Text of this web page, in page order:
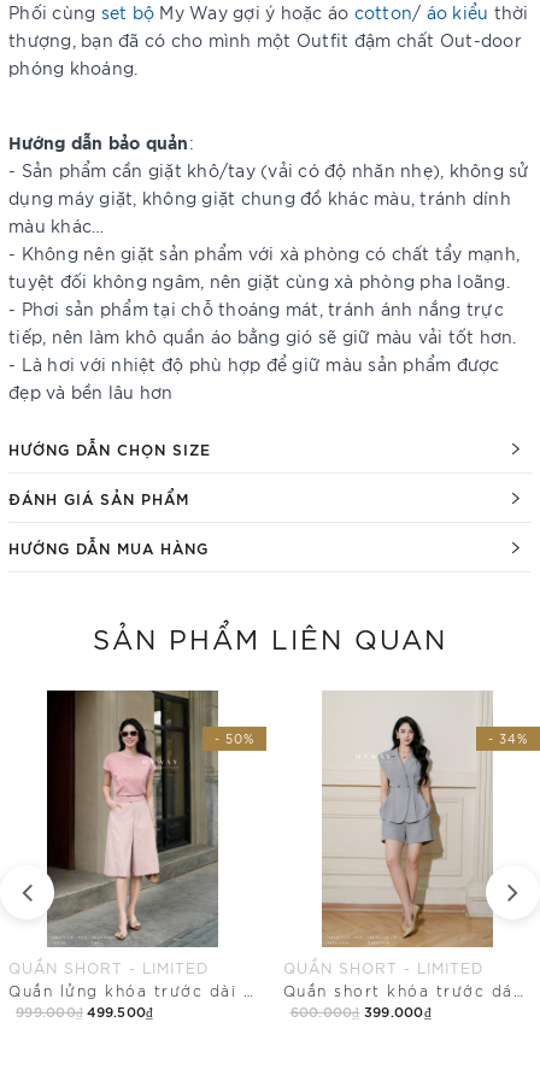
Phối cùng set bộ My Way gợi ý hoặc áo cotton/ áo kiểu thời
thượng, bạn đã có cho mình một Outfit đậm chất Out-door
phóng khoáng.
Hướng dẫn bảo quản:
- Sản phẩm cần giặt khô/tay (vải có độ nhăn nhẹ), không sử
dụng máy giặt, không giặt chung đồ khác màu, tránh dính
màu khác…
- Không nên giặt sản phẩm với xà phòng có chất tẩy mạnh,
tuyệt đối không ngâm, nên giặt cùng xà phòng pha loãng.
- Phơi sản phẩm tại chỗ thoáng mát, tránh ánh nắng trực
tiếp, nên làm khô quần áo bằng gió sẽ giữ màu vải tốt hơn.
- Là hơi với nhiệt độ phù hợp để giữ màu sản phẩm được
đẹp và bền lâu hơn
HƯỚNG DẪN CHỌN SIZE
ĐÁNH GIÁ SẢN PHẨM
HƯỚNG DẪN MUA HÀNG
SẢN PHẨM LIÊN QUAN
- 50%
QUẦN SHORT - LIMITED
999.000₫ 499.500₫
- 34%
QUẦN SHORT - LIMITED
600.000₫ 399.000₫